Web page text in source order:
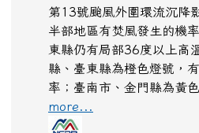
第13號颱風外圍環流沉降
半部地區有焚風發生的機
東縣仍有局部36度以上高
縣、臺東縣為橙色燈號，
率；臺南市、金門縣為黃
more...